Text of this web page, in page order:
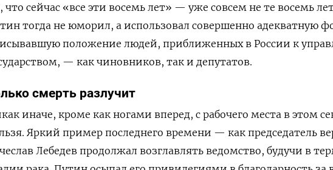
что сейчас «все эти восемь лет» — уже совсем не те восемь
тогда не юморил, а использовал совершенно адекватную
положение людей, приближенных в России к
— как чиновников, так и депутатов.
смерть разлучит
иначе, кроме как ногами вперед, с рабочего места в этом
Яркий пример последнего времени — как председатель
Лебедев продолжал возглавлять ведомство, будучи в